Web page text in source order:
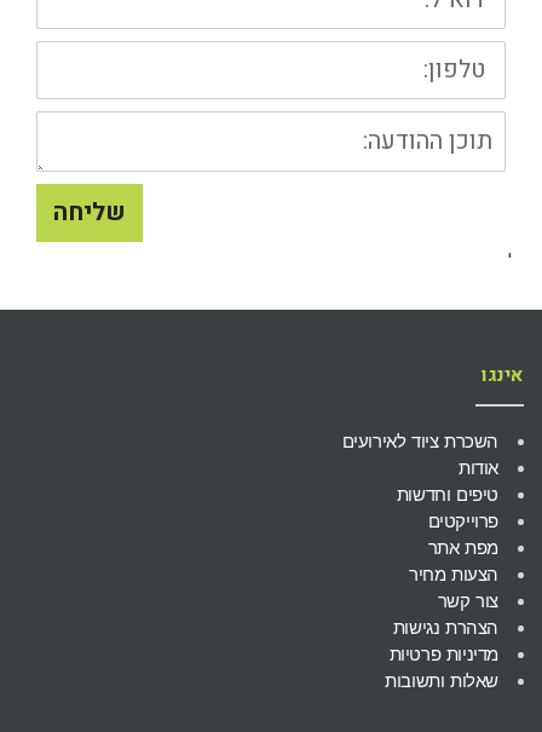
טלפון:
תוכן
ההודעה
שליחה
'
אינגו
השכרת ציוד לאירועים
אודות
טיפים וחדשות
פרוייקטים
מפת אתר
הצעות מחיר
צור קשר
הצהרת נגישות
מדיניות פרטיות
שאלות ותשובות